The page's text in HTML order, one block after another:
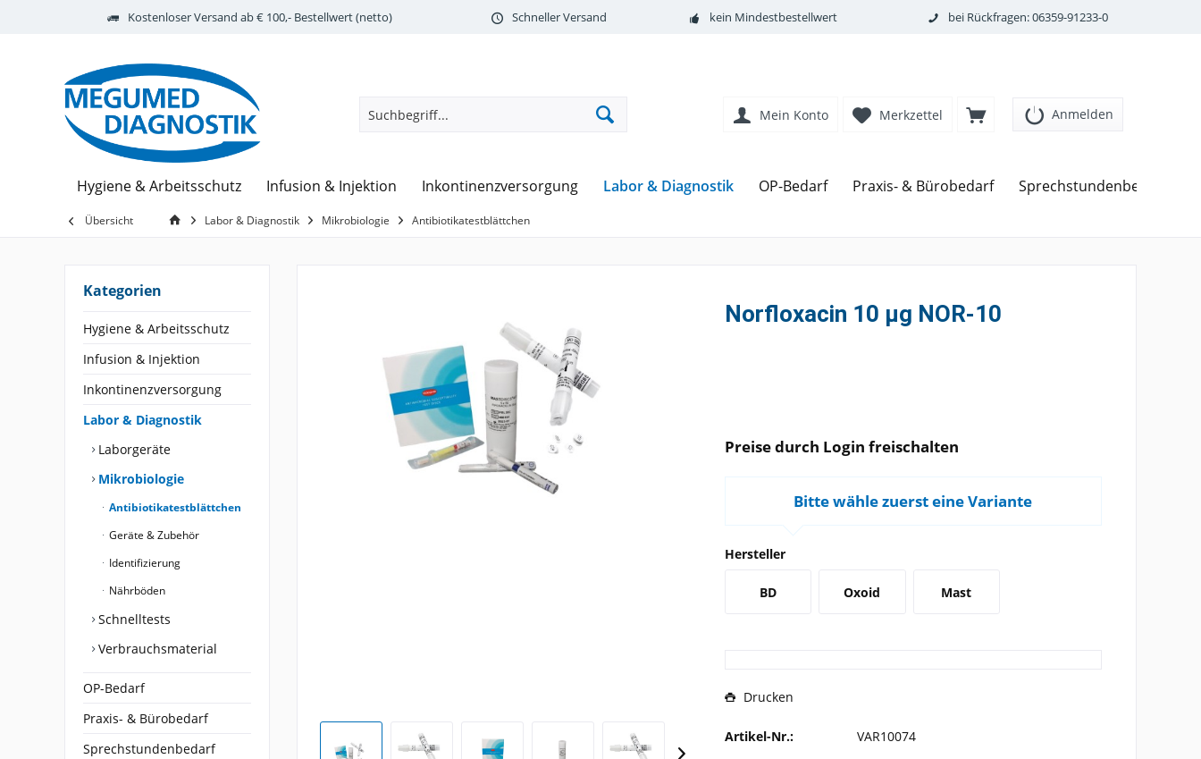
Kostenloser Versand ab € 100,- Bestellwert (netto) Schneller Versand kein Mindestbestellwert bei Rückfragen: 06359-91233-0
Anmelden
Merkzettel
Mein Konto
Hygiene & Arbeitsschutz Infusion & Injektion Inkontinenzversorgung Labor & Diagnostik OP-Bedarf Praxis- & Bürobedarf Sprechstundenbedarf
Übersicht Labor & Diagnostik Mikrobiologie Antibiotikatestblättchen
Kategorien
Hygiene & Arbeitsschutz
Infusion & Injektion
Inkontinenzversorgung
Labor & Diagnostik
Laborgeräte
Mikrobiologie
Antibiotikatestblättchen
Geräte & Zubehör
Identifizierung
Nährböden
Schnelltests
Verbrauchsmaterial
OP-Bedarf
Praxis- & Bürobedarf
Sprechstundenbedarf
Norfloxacin 10 µg NOR-10
Preise durch Login freischalten
Bitte wähle zuerst eine Variante
Hersteller
BD Oxoid Mast
Drucken
Artikel-Nr.: VAR10074